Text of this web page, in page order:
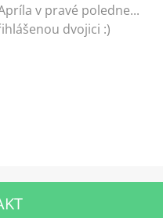
v pravé poledne...
dvojici :)